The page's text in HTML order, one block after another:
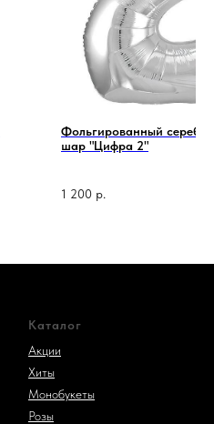
Фольгированный
шар "Цифра 2"
1 200 р.
Каталог
Акции
Хиты
Монобукеты
Розы